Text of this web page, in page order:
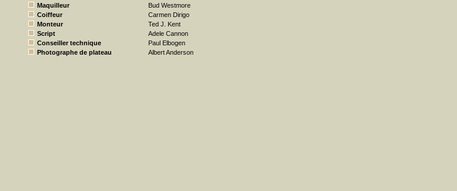
Maquilleur
Bud Westmore
Coiffeur
Carmen Dirigo
Monteur
Ted J. Kent
Script
Adele Cannon
Conseiller technique
Paul Elbogen
Photographe de plateau
Albert Anderson